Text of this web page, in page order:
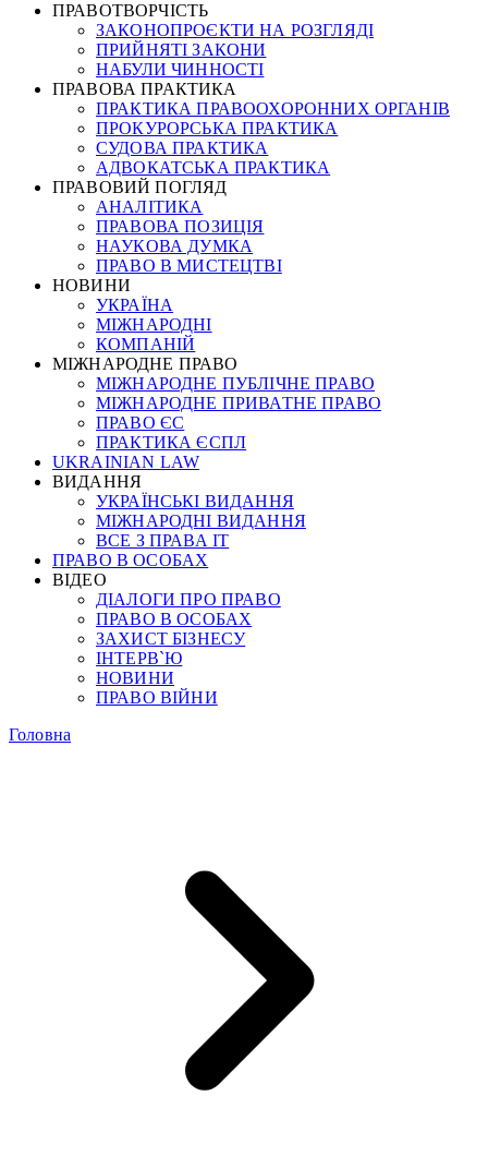
ПРАВОТВОРЧІСТЬ
ЗАКОНОПРОЄКТИ НА РОЗГЛЯДІ
ПРИЙНЯТІ ЗАКОНИ
НАБУЛИ ЧИННОСТІ
ПРАВОВА ПРАКТИКА
ПРАКТИКА ПРАВООХОРОННИХ ОРГАНІВ
ПРОКУРОРСЬКА ПРАКТИКА
СУДОВА ПРАКТИКА
АДВОКАТСЬКА ПРАКТИКА
ПРАВОВИЙ ПОГЛЯД
АНАЛІТИКА
ПРАВОВА ПОЗИЦІЯ
НАУКОВА ДУМКА
ПРАВО В МИСТЕЦТВІ
НОВИНИ
УКРАЇНА
МІЖНАРОДНІ
КОМПАНІЙ
МІЖНАРОДНЕ ПРАВО
МІЖНАРОДНЕ ПУБЛІЧНЕ ПРАВО
МІЖНАРОДНЕ ПРИВАТНЕ ПРАВО
ПРАВО ЄС
ПРАКТИКА ЄСПЛ
UKRAINIAN LAW
ВИДАННЯ
УКРАЇНСЬКІ ВИДАННЯ
МІЖНАРОДНІ ВИДАННЯ
ВСЕ З ПРАВА ІТ
ПРАВО В ОСОБАХ
ВІДЕО
ДІАЛОГИ ПРО ПРАВО
ПРАВО В ОСОБАХ
ЗАХИСТ БІЗНЕСУ
ІНТЕРВ`Ю
НОВИНИ
ПРАВО ВІЙНИ
Головна